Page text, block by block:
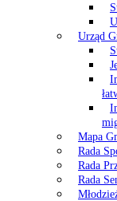
Urząd
Mapa
Rada
Rada
Rada